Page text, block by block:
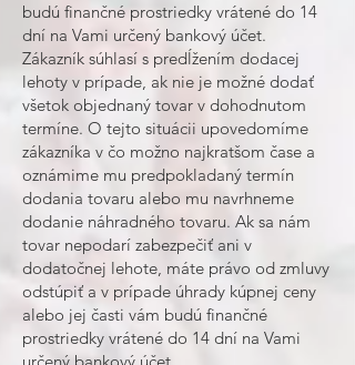
budú finančné prostriedky vrátené do 14
dní na Vami určený bankový účet.
Zákazník súhlasí s predĺžením dodacej
lehoty v prípade, ak nie je možné dodať
všetok objednaný tovar v dohodnutom
termíne. O tejto situácii upovedomíme
zákazníka v čo možno najkratšom čase a
oznámime mu predpokladaný termín
dodania tovaru alebo mu navrhneme
dodanie náhradného tovaru. Ak sa nám
tovar nepodarí zabezpečiť ani v
dodatočnej lehote, máte právo od zmluvy
odstúpiť a v prípade úhrady kúpnej ceny
alebo jej časti vám budú finančné
prostriedky vrátené do 14 dní na Vami